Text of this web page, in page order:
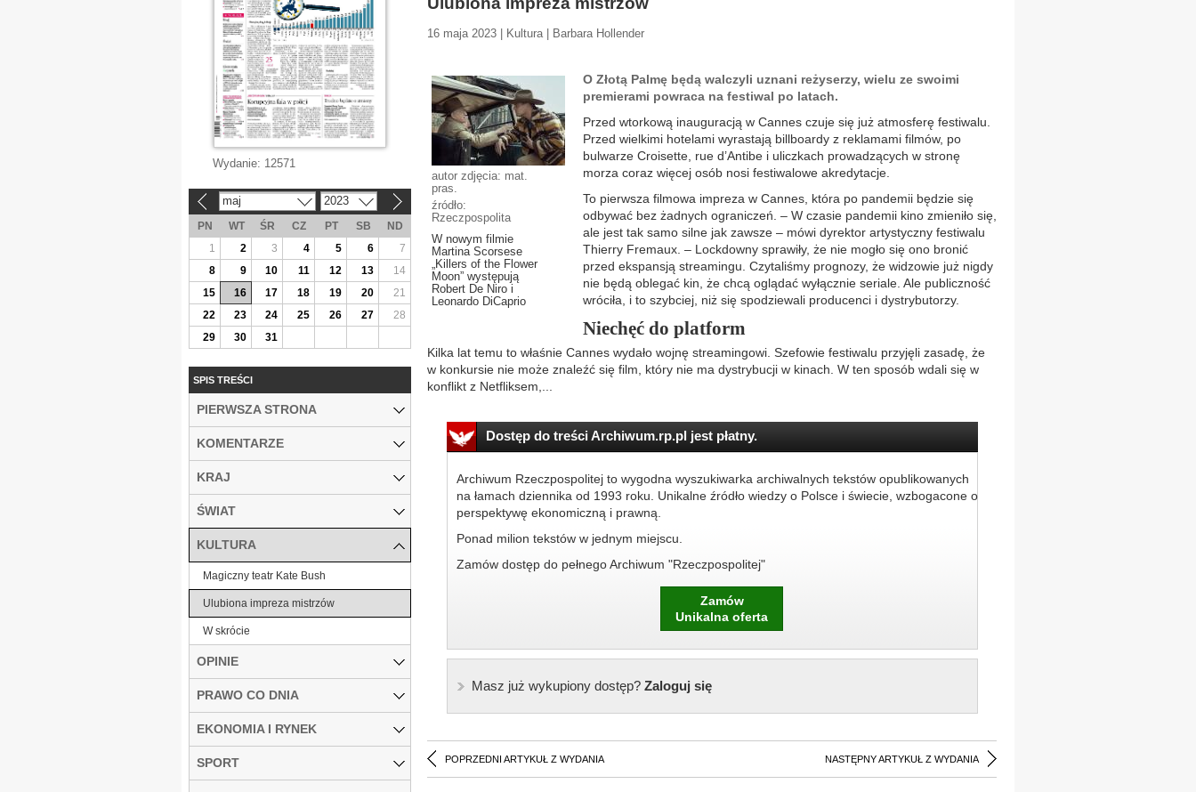
16 maja 2023 | Kultura | Barbara Hollender
autor zdjęcia: mat.
pras.
źródło:
Rzeczpospolita
W nowym filmie
Martina Scorsese
„Killers of the Flower
Moon” występują
Robert De Niro i
Leonardo DiCaprio
O Złotą Palmę będą walczyli uznani reżyserzy, wielu ze swoimi
premierami powraca na festiwal po latach.
Przed wtorkową inauguracją w Cannes czuje się już atmosferę festiwalu.
Przed wielkimi hotelami wyrastają billboardy z reklamami filmów, po
bulwarze Croisette, rue d’Antibe i uliczkach prowadzących w stronę
morza coraz więcej osób nosi festiwalowe akredytacje.
To pierwsza filmowa impreza w Cannes, która po pandemii będzie się
odbywać bez żadnych ograniczeń. – W czasie pandemii kino zmieniło się,
ale jest tak samo silne jak zawsze – mówi dyrektor artystyczny festiwalu
Thierry Fremaux. – Lockdowny sprawiły, że nie mogło się ono bronić
przed ekspansją streamingu. Czytaliśmy prognozy, że widzowie już nigdy
nie będą oblegać kin, że chcą oglądać wyłącznie seriale. Ale publiczność
wróciła, i to szybciej, niż się spodziewali producenci i dystrybutorzy.
Niechęć do platform
Kilka lat temu to właśnie Cannes wydało wojnę streamingowi. Szefowie festiwalu przyjęli zasadę, że
w konkursie nie może znaleźć się film, który nie ma dystrybucji w kinach. W ten sposób wdali się w
konflikt z Netfliksem,...
Dostęp do treści Archiwum.rp.pl jest płatny.
Archiwum Rzeczpospolitej to wygodna wyszukiwarka archiwalnych tekstów opublikowanych
na łamach dziennika od 1993 roku. Unikalne źródło wiedzy o Polsce i świecie, wzbogacone o
perspektywę ekonomiczną i prawną.
Ponad milion tekstów w jednym miejscu.
Zamów dostęp do pełnego Archiwum "Rzeczpospolitej"
Zamów
Unikalna oferta
Masz już wykupiony dostęp?Zaloguj się
POPRZEDNI ARTYKUŁ Z WYDANIA NASTĘPNY ARTYKUŁ Z WYDANIA
Wydanie: 12571
maj 2023
PN WT ŚR CZ PT SB
ND
1
2 3 4 5 6
7
8
9 10 11 12 13
14
15
16 17 18 19 20
21
22
23 24 25 26 27
28
29
30 31
SPIS TREŚCI
PIERWSZA STRONA
KOMENTARZE
KRAJ
ŚWIAT
KULTURA
Magiczny teatr Kate Bush
Ulubiona impreza mistrzów
W skrócie
OPINIE
PRAWO CO DNIA
EKONOMIA I RYNEK
SPORT